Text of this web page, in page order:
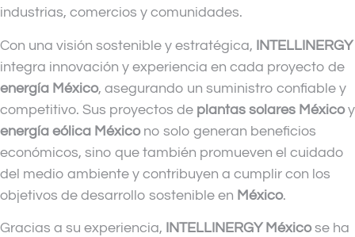
industrias, comercios y comunidades.
Con una visión sostenible y estratégica, INTELLINERGY
integra innovación y experiencia en cada proyecto de
energía México, asegurando un suministro confiable y
competitivo. Sus proyectos de plantas solares Méxicoy
energía eólica Méxicono solo generan beneficios
económicos, sino que también promueven el cuidado
del medio ambiente y contribuyen a cumplir con los
objetivos de desarrollo sostenible en México.
Gracias a su experiencia, INTELLINERGY Méxicose ha